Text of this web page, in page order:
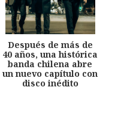
Después de más de
40 años, una histórica
banda chilena abre
un nuevo capítulo con
disco inédito